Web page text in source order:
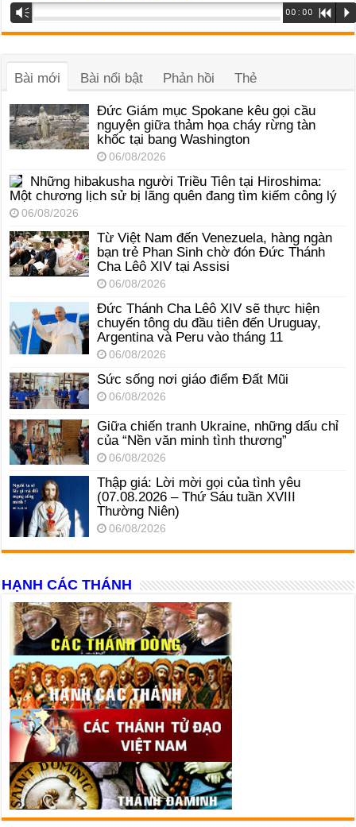
Trình
phát
Vm 00:00 R P
Bài mới Bài nổi bật Phản hồi Thẻ
Đức Giám mục Spokane kêu gọi cầu
nguyện giữa thảm họa cháy rừng tàn
khốc tại bang Washington
06/08/2026
Những hibakusha người Triều Tiên tại Hiroshima:
Một chương lịch sử bị lãng quên đang tìm kiếm công lý
06/08/2026
Từ Việt Nam đến Venezuela, hàng ngàn
bạn trẻ Phan Sinh chờ đón Đức Thánh
Cha Lêô XIV tại Assisi
06/08/2026
Đức Thánh Cha Lêô XIV sẽ thực hiện
chuyến tông du đầu tiên đến Uruguay,
Argentina và Peru vào tháng 11
06/08/2026
Sức sống nơi giáo điểm Đất Mũi
06/08/2026
Giữa chiến tranh Ukraine, những dấu chỉ
của “Nền văn minh tình thương”
06/08/2026
Thập giá: Lời mời gọi của tình yêu
(07.08.2026 – Thứ Sáu tuần XVIII
Thường Niên)
06/08/2026
HẠNH CÁC THÁNH